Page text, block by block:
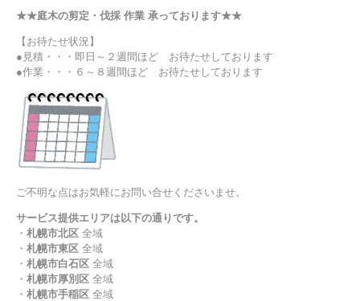
★★庭木の剪定・伐採 作業 承っております★★
【お待たせ状況】
●見積・・・即日～２週間ほど お待たせしております
●作業・・・６～８週間ほど お待たせしております
ご不明な点はお気軽にお問い合せくださいませ。
サービス提供エリアは以下の通りです。
・ 札幌市北区 全域
・ 札幌市東区 全域
・ 札幌市白石区 全域
・ 札幌市厚別区 全域
・ 札幌市手稲区 全域